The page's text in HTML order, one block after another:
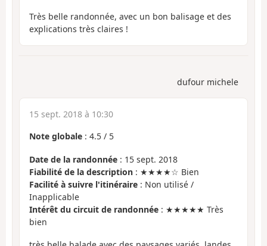
Très belle randonnée, avec un bon balisage et des
explications très claires !
dufour michele
15 sept. 2018 à 10:30
Note globale : 4.5 / 5
Date de la randonnée : 15 sept. 2018
Fiabilité de la description : ★★★★☆ Bien
Facilité à suivre l'itinéraire : Non utilisé /
Inapplicable
Intérêt du circuit de randonnée : ★★★★★ Très
bien